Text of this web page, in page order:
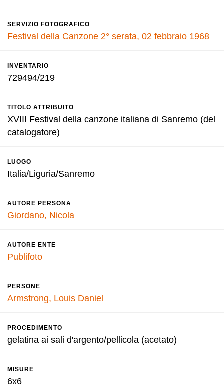
SERVIZIO FOTOGRAFICO
Festival della Canzone 2° serata, 02 febbraio 1968
INVENTARIO
729494/219
TITOLO ATTRIBUITO
XVIII Festival della canzone italiana di Sanremo (del
catalogatore)
LUOGO
Italia/Liguria/Sanremo
AUTORE PERSONA
Giordano, Nicola
AUTORE ENTE
Publifoto
PERSONE
Armstrong, Louis Daniel
PROCEDIMENTO
gelatina ai sali d'argento/pellicola (acetato)
MISURE
6x6